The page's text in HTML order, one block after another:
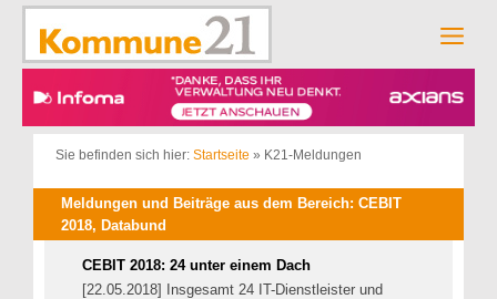
Zum
springen
Sie befinden sich hier: Startseite » K21-Meldungen
Meldungen und Beiträge aus dem Bereich: CEBIT
2018, Databund
CEBIT 2018: 24 unter einem Dach
[22.05.2018] Insgesamt 24 IT-Dienstleister und